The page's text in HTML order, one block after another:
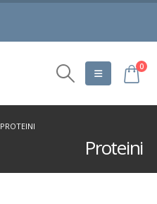
0
PROTEINI
Proteini